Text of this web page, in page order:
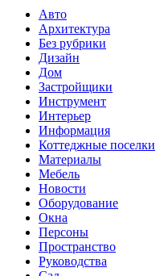
Авто
Архитектура
Без рубрики
Дизайн
Дом
Застройщики
Инструмент
Интерьер
Информация
Коттеджные поселки
Материалы
Мебель
Новости
Оборудование
Окна
Персоны
Пространство
Руководства